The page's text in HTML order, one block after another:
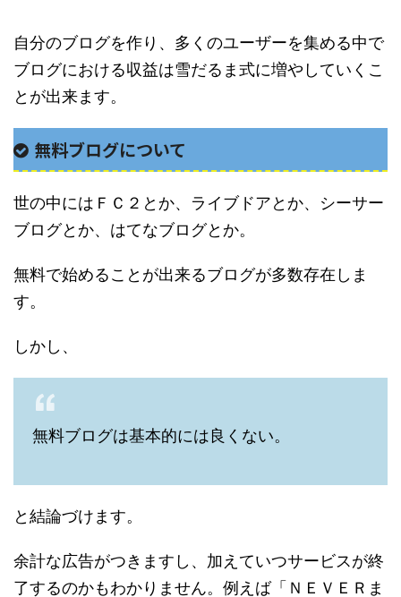
自分のブログを作り、多くのユーザーを集める中で
ブログにおける収益は雪だるま式に増やしていくこ
とが出来ます。
無料ブログについて
世の中にはＦＣ２とか、ライブドアとか、シーサー
ブログとか、はてなブログとか。
無料で始めることが出来るブログが多数存在しま
す。
しかし、
無料ブログは基本的には良くない。
と結論づけます。
余計な広告がつきますし、加えていつサービスが終
了するのかもわかりません。例えば「ＮＥＶＥＲま